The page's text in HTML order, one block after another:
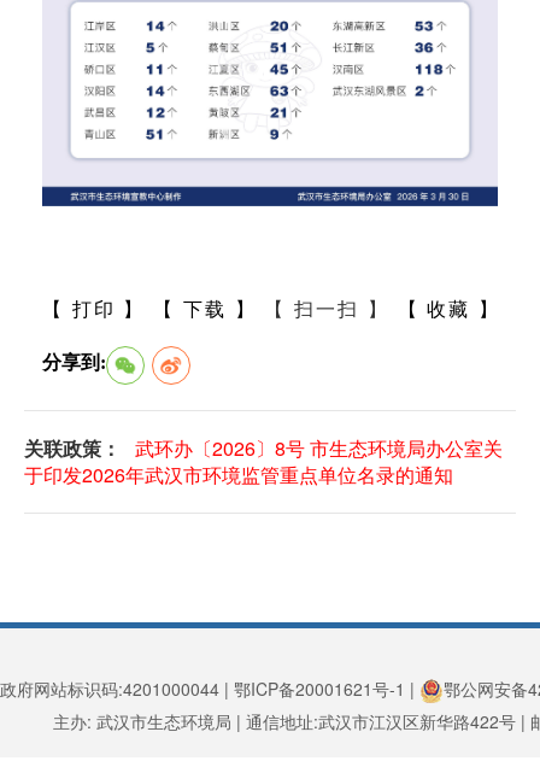
【 打印 】 【 下载 】 【 扫一扫 】 【 收藏 】
分享到:
关联政策：
武环办〔2026〕8号 市生态环境局办公室关
于印发2026年武汉市环境监管重点单位名录的通知
政府网站标识码:4201000044 | 鄂ICP备20001621号-1 |
鄂公网安备
主办: 武汉市生态环境局 | 通信地址:武汉市江汉区新华路422号 |